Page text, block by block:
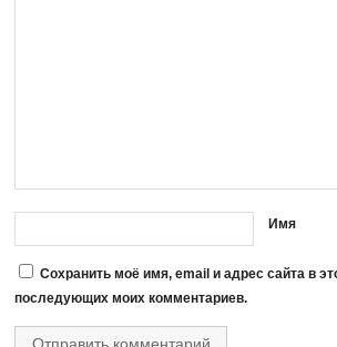
Имя
Сохранить моё имя, email и адрес сайта в
последующих моих комментариев.